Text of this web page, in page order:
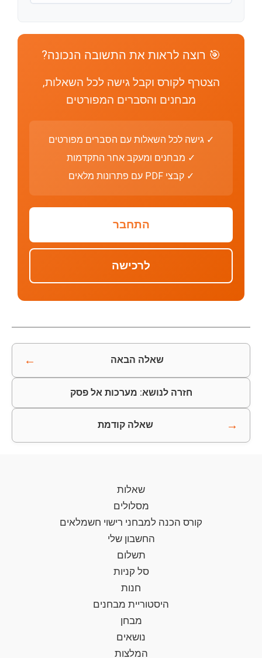
🎯 רוצה לראות את התשובה הנכונה?
הצטרף לקורס וקבל גישה לכל השאלות,
מבחנים והסברים המפורטים
✓ גישה לכל השאלות עם הסברים מפורטים
✓ מבחנים ומעקב אחר התקדמות
✓ קבצי PDF עם פתרונות מלאים
התחבר
לרכישה
שאלה הבאה ←
חזרה לנושא: מערכות אל פסק
→ שאלה קודמת
שאלות
מסלולים
קורס הכנה למבחני רישוי חשמלאים
החשבון שלי
תשלום
סל קניות
חנות
היסטוריית מבחנים
מבחן
נושאים
המלצות